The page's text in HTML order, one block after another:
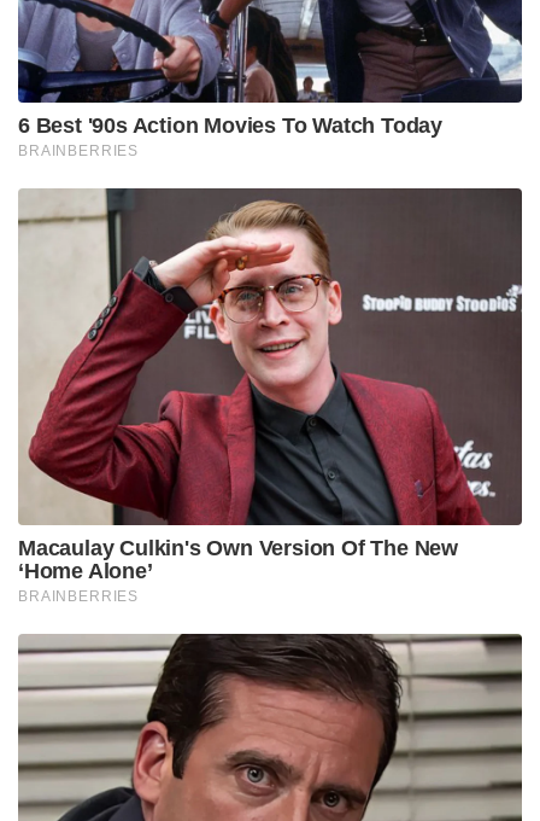
6 Best '90s Action Movies To Watch Today
BRAINBERRIES
Macaulay Culkin's Own Version Of The New
‘Home Alone’
BRAINBERRIES